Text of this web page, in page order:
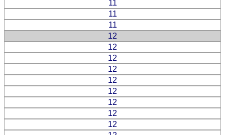
11
11
11
12
12
12
12
12
12
12
12
12